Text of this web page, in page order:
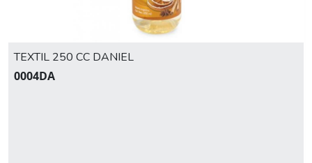
TEXTIL 250 CC DANIEL
0004DA